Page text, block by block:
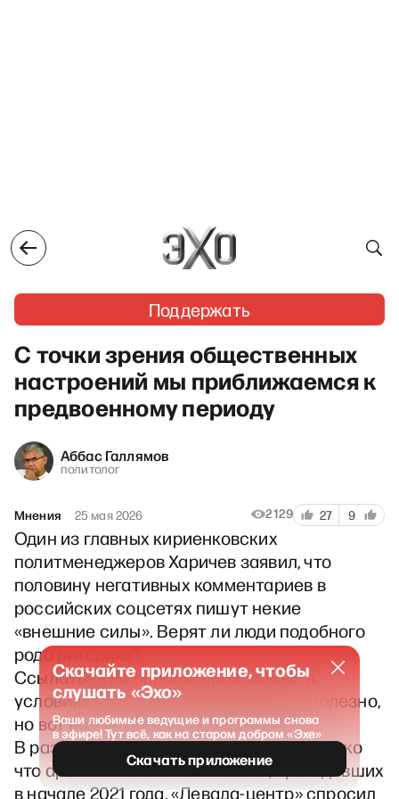
Поддержать
С точки зрения общественных
настроений мы приближаемся к
предвоенному периоду
Аббас Галлямов
политолог
Мнения 25 мая 2026 2129 27 9
Один из главных кириенковских
политменеджеров Харичев заявил, что
половину негативных комментариев в
российских соцсетях пишут некие
«внешние силы». Верят ли люди подобного
рода риторике?
Ссылаться на опросы, проводимые в
условиях нынешних репрессий, бесполезно,
но вот вам немного из предвоенного.
В разгар выступлений в поддержку только
что арестованного Навального, проходивших
в начале 2021 года, «Левада-центр» спросил
Скачайте приложение, чтобы
слушать «Эхо»
Ваши любимые ведущие и программы снова
в эфире! Тут всё, как на старом добром «Эхе»
Скачать приложение